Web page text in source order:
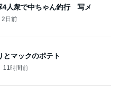
鬼郁隊4人衆で中ちゃん釣行 写メ
2日前
とマックのポテト
11時間前